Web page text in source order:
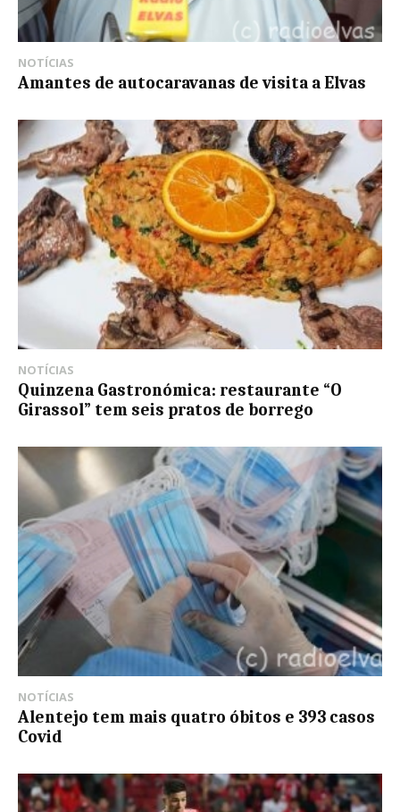
NOTÍCIAS
Amantes de autocaravanas de visita a Elvas
NOTÍCIAS
Quinzena Gastronómica: restaurante “O
Girassol” tem seis pratos de borrego
NOTÍCIAS
Alentejo tem mais quatro óbitos e 393 casos
Covid